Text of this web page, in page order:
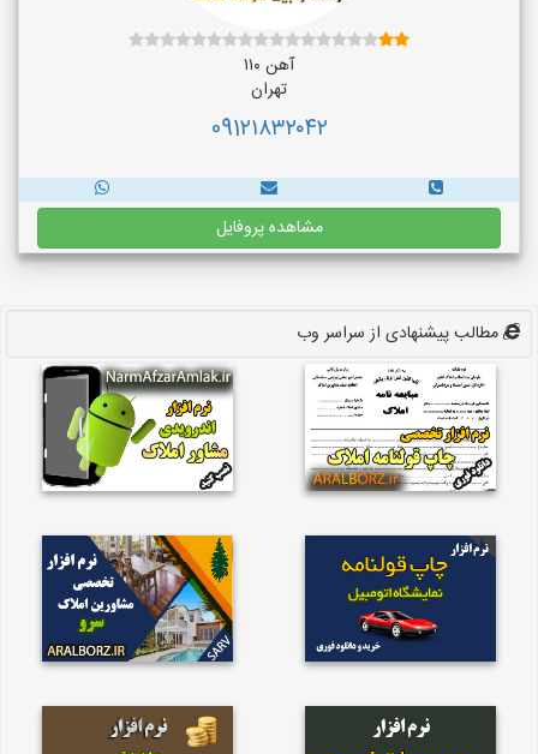
آهن ۱۱۰
تهران
091۲۱۸۳۲۰۴۲
مشاهده پروفایل
مطالب پیشنهادی از سراسر وب